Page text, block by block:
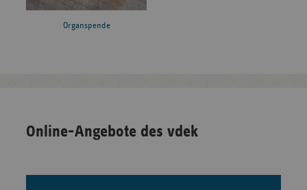
Organspende
Online-Angebote des vdek